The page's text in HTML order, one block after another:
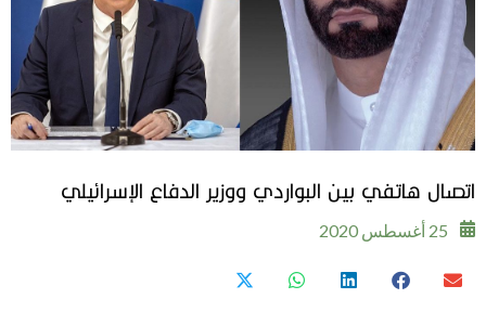
اتصال هاتفي بين البواردي ووزير الدفاع الإسرائيلي
25 أغسطس 2020